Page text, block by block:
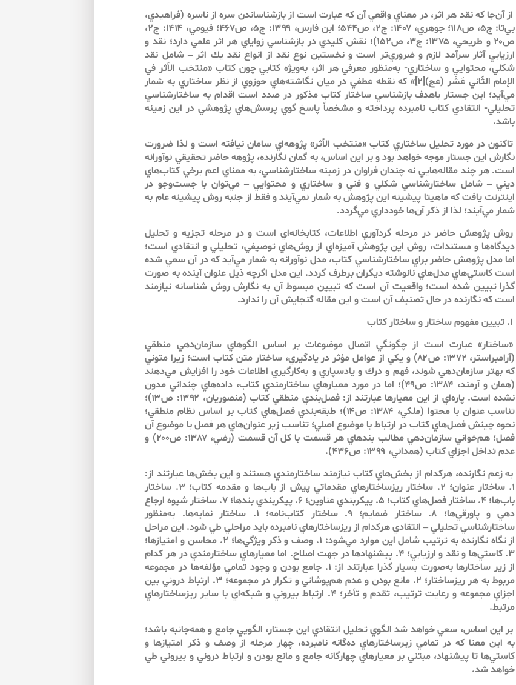
از آن‌جا كه نقد هر اثر، در معناي واقعي آن كه عبارت است از بازشناساندن سره از ناسره (فراهيدي،
بي‌تا: ج۵، ص۱۱۸؛ جوهري، ۱۴۰۷: ج۲، ص۵۴۴؛ ابن فارس، ۱۳۹۹: ج۵، ص۴۶۷؛ فيومي، ۱۴۱۴: ج۲،
ص۲۰ و طريحي، ۱۳۷۵: ج۳، ص۱۵۲)؛ نقش كليدي در بازشناسي زواياي هر اثر علمي دارد؛ نقد و
ارزيابي آثار سرآمد لازم و ضروري‌تر است و نخستين نوع نقد از انواع نقد يك اثر – شامل نقد
شكلي، محتوايي و ساختاري- به‌‌منظور معرفي هر اثر، به‌ويژه كتابي چون كتاب «منتخب الأثر في
الإمام الثّاني عَشَر (عج)[۲]» كه نقطه عطفي در ميان نگاشته‌هاي حوزوي از نظر ساختاري به شمار
مي‌آيد؛ اين جستار باهدف بازشناسي ساختار كتاب مذكور در صدد است اقدام به ساختارشناسي
تحليلي- انتقادي كتاب نامبرده پرداخته و مشخصاً پاسخ گوي پرسش‌هاي پژوهشي در اين زمينه
باشد.
تاكنون در مورد تحليل ساختاري كتاب «منتخب الأثر» پژوهه‌‌اي سامان نيافته است و لذا ضرورت
نگارش اين جستار موجه خواهد بود و بر اين اساس، به گمان نگارنده، پژوهه حاضر تحقيقي نوآورانه
است. هر چند مقاله‌‌هايي نه چندان فراوان در زمينه ساختارشناسي، به معناي اعم برخي كتاب‌‌هاي
ديني – شامل ساختارشناسي شكلي و فني و ساختاري و محتوايي – مي‌‌توان با جست‌وجو در
اينترنت يافت كه ماهيتا پيشينه اين پژوهش به شمار نمي‌‌آيند و فقط از جنبه روش پيشينه عام به
شمار مي‌‌آيند؛ لذا از ذكر آن‌‌ها خودداري مي‌‌گردد.
روش پژوهش حاضر در مرحله گردآوري اطلاعات، كتابخانه‌اي است و در مرحله تجزيه‌ و تحليل
ديدگاه‌ها و مستندات، روش اين پژوهش آميزه‌‌اي از روش‌‌هاي توصيفي، تحليلي و انتقادي است؛
اما مدل پژوهش حاضر براي ساختارشناسي كتاب، مدل نوآورانه به شمار مي‌‌آيد كه در آن سعي شده
است كاستي‌‌هاي مدل‌‌هاي نانوشته ديگران برطرف گردد. اين مدل اگرچه ذيل عنوان آينده به صورت
گذرا تبيين شده است؛ واقعيت آن است كه تبيين مبسوط آن به نگارش روش شناسانه نيازمند
است كه نگارنده در حال تصنيف آن است و اين مقاله گنجايش آن را ندارد.
۱. تبيين مفهوم ساختار و ساختار كتاب
«ساختار» عبارت است از چگونگي اتصال موضوعات بر اساس الگوهاي سازمان‌دهي منطقي
(آرامبراستر، ۱۳۷۲: ص۸۲) و يكي از عوامل مؤثر در يادگيري، ساختار متن كتاب است؛ زيرا متوني
كه بهتر سازمان‌دهي شوند، فهم و درك و يادسپاري و به‌كارگيري اطلاعات خود را افزايش مي‌‌دهند
(همان و آرمند، ۱۳۸۴: ص۴۹)؛ اما در مورد معيارهاي ساختارمندي كتاب، داده‌هاي چنداني مدون
نشده است. پاره‌اي از اين معيارها عبارتند از: فصل‌‌بندي منطقي كتاب (منصوريان، ۱۳۹۲: ص۱۳)؛
تناسب عنوان با محتوا (ملكي، ۱۳۸۴: ص۱۴)؛ طبقه‌‌بندي فصل‌‌هاي كتاب بر اساس نظام منطقي؛
نحوه چينش فصل‌‌هاي كتاب در ارتباط با موضوع اصلي؛ تناسب زير عنوان‌هاي هر فصل با موضوع آن
فصل؛ هم‌‌خواني سازمان‌دهي مطالب بندهاي هر قسمت با كل آن قسمت (رضي، ۱۳۸۷: ص۲۰۰) و
عدم تداخل اجزاي كتاب (همداني، ۱۳۹۹: ص۴۳۶).
به زعم نگارنده، هركدام از بخش‌هاي كتاب نيازمند ساختارمندي هستند و اين بخش‌ها عبارتند از:
۱. ساختار عنوان؛ ۲. ساختار ريزساختارهاي مقدماتي پيش از باب‌ها و مقدمه كتاب؛ ۳. ساختار
باب‌ها؛ ۴. ساختار فصل‌هاي كتاب؛ ۵. پيكربندي عناوين؛ ۶. پيكربندي بندها؛ ۷. ساختار شيوه ارجاع
دهي و پاورقي‌ها؛ ۸. ساختار ضمايم؛ ۹. ساختار كتاب‌نامه؛ ۱. ساختار نمايه‌ها. به‌منظور
ساختارشناسي تحليلي – انتقادي هركدام از ريزساختارهاي نامبرده بايد مراحلي طي شود. اين مراحل
از نگاه نگارنده به ترتيب شامل اين موارد مي‌شود: ۱. وصف و ذكر ويژگي‌ها؛ ۲. محاسن و امتيازها؛
۳. كاستي‌ها و نقد و ارزيابي؛ ۴. پيشنهادها در جهت اصلاح. اما معيارهاي ساختارمندي در هر كدام
از زير ساختارها به‌صورت بسيار گذرا عبارتند از: ۱. جامع بودن و وجود تمامي مؤلفه‌ها در مجموعه
مربوط به هر ريزساختار؛ ۲. مانع بودن و عدم هم‌پوشاني و تكرار در مجموعه؛ ۳. ارتباط دروني بين
اجزاي مجموعه و رعايت ترتيب، تقدم و تأخر؛ ۴. ارتباط بيروني و شبكه‌اي با ساير ريزساختارهاي
مرتبط.
بر اين اساس، سعي خواهد شد الگوي تحليل انتقادي اين جستار، الگويي جامع و همه‌جانبه باشد؛
به اين معنا كه در تمامي زيرساختارهاي ده‌گانه نامبرده، چهار مرحله از وصف و ذكر امتيازها و
كاستي‌ها تا پيشنهاد، مبتني بر معيارهاي چهارگانه جامع‌ و مانع بودن و ارتباط دروني و بيروني طي
خواهد شد.